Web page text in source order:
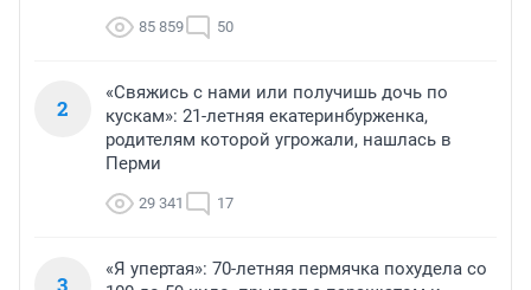
85 859 50
2
«Свяжись с нами или получишь дочь по
кускам»: 21-летняя екатеринбурженка,
родителям которой угрожали, нашлась в
Перми
29 341 17
3
«Я упертая»: 70-летняя пермячка похудела со